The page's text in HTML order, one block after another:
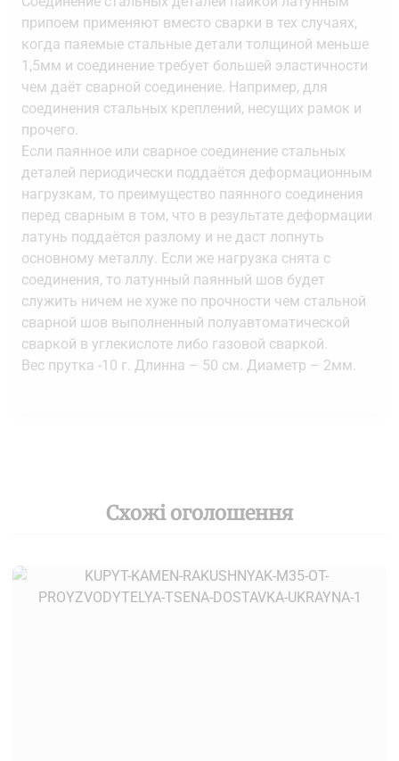
припоем применяют вместо сварки в тех случаях,
когда паяемые стальные детали толщиной меньше
1,5мм и соединение требует большей эластичности
чем даёт сварной соединение. Например, для
соединения стальных креплений, несущих рамок и
прочего.
Если паянное или сварное соединение стальных
деталей периодически поддаётся деформационным
нагрузкам, то преимущество паянного соединения
перед сварным в том, что в результате деформации
латунь поддаётся разлому и не даст лопнуть
основному металлу. Если же нагрузка снята с
соединения, то латунный паянный шов будет
служить ничем не хуже по прочности чем стальной
сварной шов выполненный полуавтоматической
сваркой в углекислоте либо газовой сваркой.
Вес прутка -10 г. Длинна – 50 см. Диаметр – 2мм.
Схожі оголошення